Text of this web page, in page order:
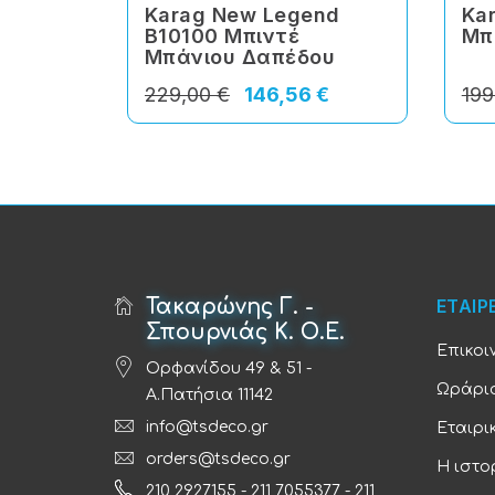
Karag New Legend
B10100 Μπιντέ
Μπάνιου Δαπέδου
146,56 €
229,00 €
Τακαρώνης Γ. -
Σπουρνιάς Κ. Ο.Ε.
Ορφανίδου 49 & 51 -
Α.Πατήσια 11142
info@tsdeco.gr
orders@tsdeco.gr
210 2927155 - 211 7055377 - 211
Η